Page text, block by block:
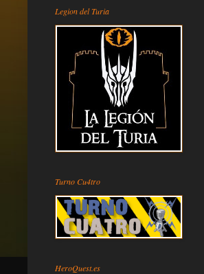
Legion del Turia
Turno Cu4tro
HeroQuest.es